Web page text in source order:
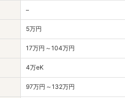
–
5万円
17万円～104万円
4万eK
97万円～132万円